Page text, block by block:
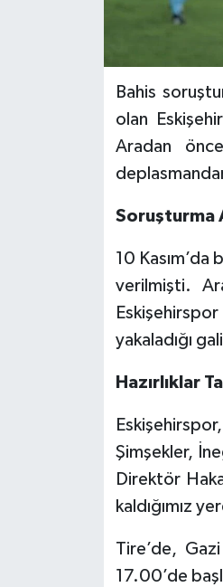
Bahis
olan
Aradan
Soruşturma
10 Kasım’da
verilmişti.
yakaladığı
Hazırlıklar
Şimşekler,
Direktör
kaldığımız
Tire’de,
17.00’de